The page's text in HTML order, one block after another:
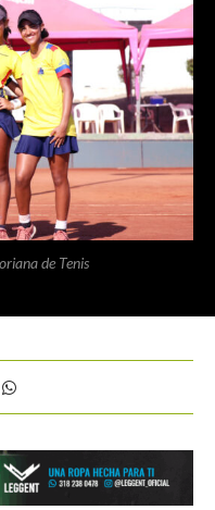
de Tenis